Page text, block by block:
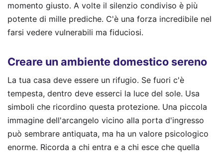
momento giusto. A volte il silenzio condiviso è più
potente di mille prediche. C'è una forza incredibile nel
farsi vedere vulnerabili ma fiduciosi.
Creare un ambiente domestico sereno
La tua casa deve essere un rifugio. Se fuori c'è
tempesta, dentro deve esserci la luce del sole. Usa
simboli che ricordino questa protezione. Una piccola
immagine dell'arcangelo vicino alla porta d'ingresso
può sembrare antiquata, ma ha un valore psicologico
enorme. Ricorda a chi entra e a chi esce che quella